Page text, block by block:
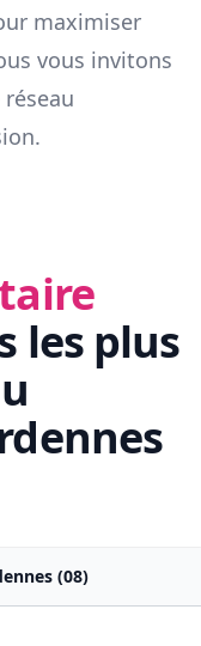
maximiser
vous invitons
les plus
(08)